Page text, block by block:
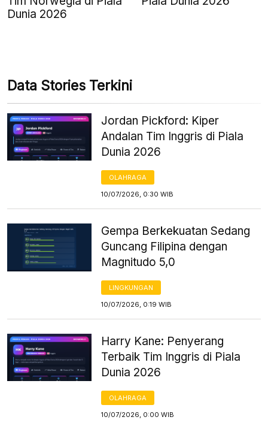
Dunia 2026
Data Stories Terkini
Jordan Pickford: Kiper
Andalan Tim Inggris di Piala
Dunia 2026
OLAHRAGA
10/07/2026, 0:30 WIB
Gempa Berkekuatan Sedang
Guncang Filipina dengan
Magnitudo 5,0
LINGKUNGAN
10/07/2026, 0:19 WIB
Harry Kane: Penyerang
Terbaik Tim Inggris di Piala
Dunia 2026
OLAHRAGA
10/07/2026, 0:00 WIB